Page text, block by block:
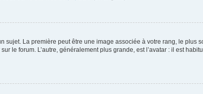
La première peut être une image associée à votre rang, le plus
le forum. L’autre, généralement plus grande, est l’avatar : il est